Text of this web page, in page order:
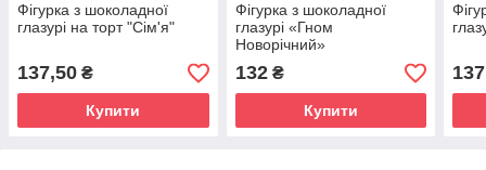
Фігурка з шоколадної
глазурі на торт "Сім'я"
137,50 ₴
Купити
Фігурка з шоколадної
глазурі «Гном
Новорічний»
кондитерський декор 7,5*3
см
132₴
Купити